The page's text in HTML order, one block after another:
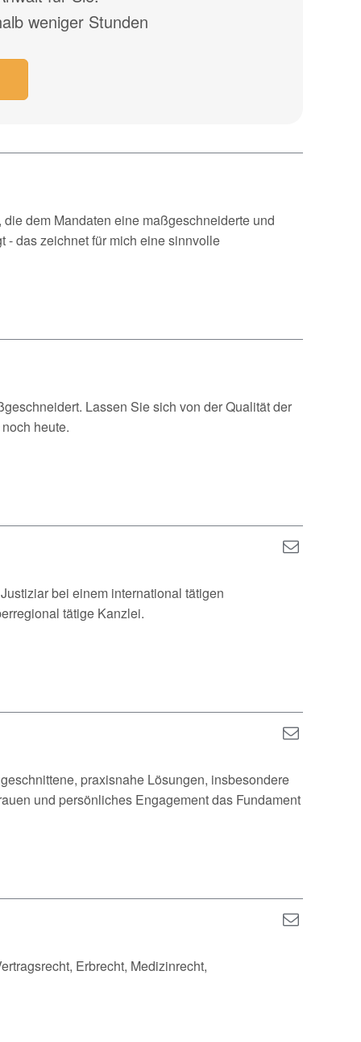
weniger Stunden
dem Mandaten eine maßgeschneiderte und
- das zeichnet für mich eine sinnvolle
Lassen Sie sich von der Qualität der
heute.
bei einem international tätigen
tätige Kanzlei.
praxisnahe Lösungen, insbesondere
und persönliches Engagement das Fundament
Erbrecht, Medizinrecht,